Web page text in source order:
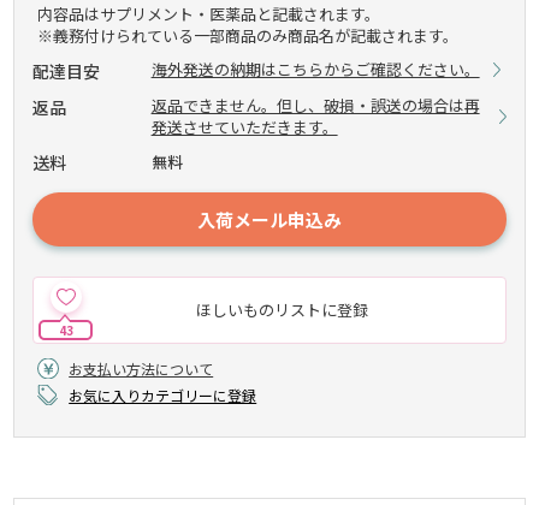
内容品はサプリメント・医薬品と記載されます。
※義務付けられている一部商品のみ商品名が記載されます。
配達目安 海外発送の納期はこちらからご確認ください。
返品
返品できません。但し、破損・誤送の場合は再
発送させていただきます。
送料 無料
入荷メール申込み
ほしいものリストに登録
43
お支払い方法について
お気に入りカテゴリーに登録